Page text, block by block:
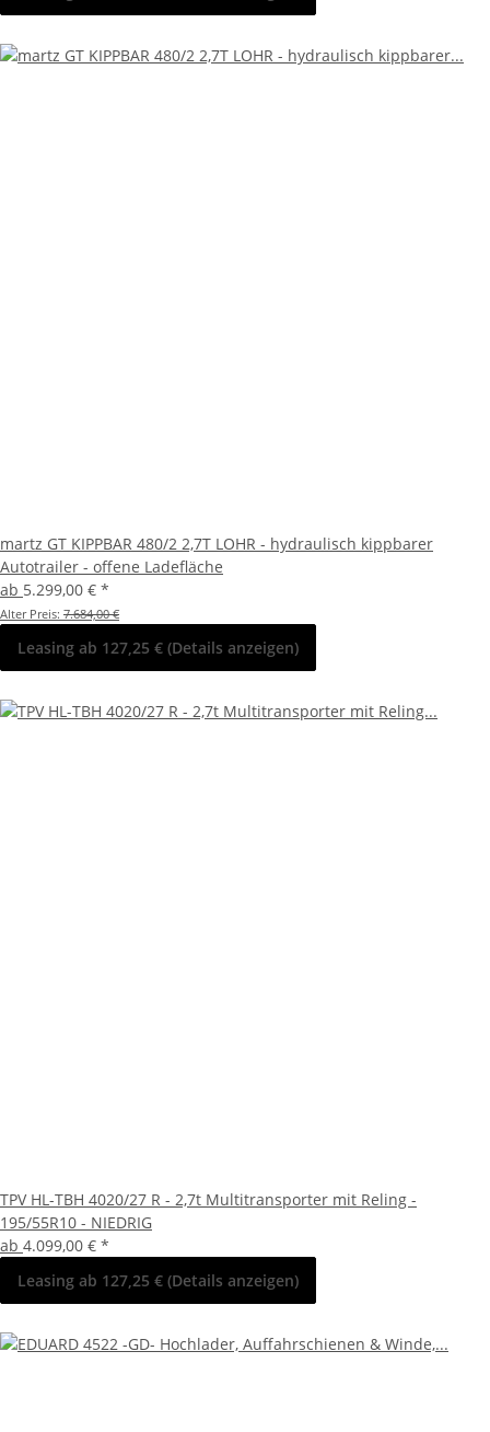
martz GT KIPPBAR 480/2 2,7T LOHR - hydraulisch kippbarer
Autotrailer - offene Ladefläche
ab 5.299,00 € *
Alter Preis: 7.684,00 €
Leasing ab 127,25 € (Details anzeigen)
TPV HL-TBH 4020/27 R - 2,7t Multitransporter mit Reling -
195/55R10 - NIEDRIG
ab 4.099,00 € *
Leasing ab 127,25 € (Details anzeigen)